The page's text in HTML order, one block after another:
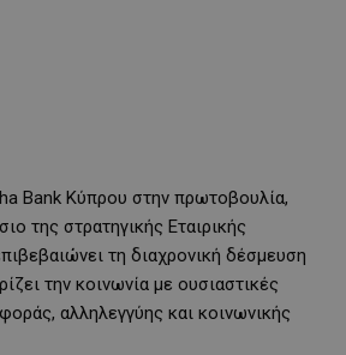
Bank Κύπρου στην πρωτοβουλία,
της στρατηγικής Εταιρικής
τη διαχρονική δέσμευση
την κοινωνία με ουσιαστικές
αλληλεγγύης και κοινωνικής